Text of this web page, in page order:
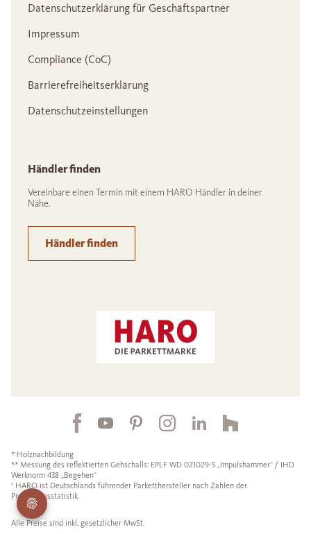
Datenschutzerklärung für Geschäftspartner
Impressum
Compliance (CoC)
Barrierefreiheitserklärung
Datenschutzeinstellungen
Händler finden
Vereinbare einen Termin mit einem HARO Händler in deiner
Nähe.
Händler finden
* Holznachbildung
** Messung des reflektierten Gehschalls: EPLF WD 021029-5 „Impulshammer“ / IHD
Werknorm 438 „Begehen“
¹ HARO ist Deutschlands führender Parketthersteller nach Zahlen der
Produktionsstatistik.
Alle Preise sind inkl. gesetzlicher MwSt.